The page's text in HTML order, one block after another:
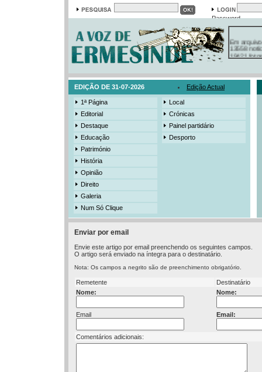
Password
Em arquivo
13558
19421
385
EDIÇÃO DE 31-07-2026
Edição Actual
1ª Página
Editorial
Destaque
Educação
Património
História
Opinião
Direito
Galeria
Num Só Clique
Local
Crónicas
Painel partidário
Desporto
Enviar por email
Envie este artigo por email preenchendo os seguintes campos.
O artigo será enviado na íntegra para o destinatário.
Nota: Os campos a negrito são de preenchimento obrigatório.
Remetente
Destinatário
Nome:
Nome:
Email Email:
Comentários adicionais: